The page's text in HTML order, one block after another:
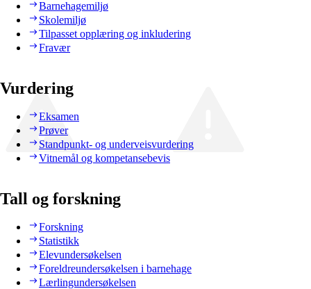
Barnehagemiljø
Skolemiljø
Tilpasset opplæring og inkludering
Fravær
Vurdering
Eksamen
Prøver
Standpunkt- og underveisvurdering
Vitnemål og kompetansebevis
Tall og forskning
Forskning
Statistikk
Elevundersøkelsen
Foreldreundersøkelsen i barnehage
Lærlingundersøkelsen